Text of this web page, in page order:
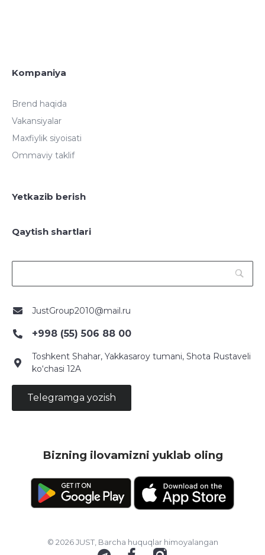
Kompaniya
Brend haqida
Vakansiyalar
Maxfiylik siyoisati
Ommaviy taklif
Yetkazib berish
Qaytish shartlari
JustGroup2010@mail.ru
+998 (55) 506 88 00
Toshkent Shahar, Yakkasaroy tumani, Shota Rustaveli
ko‘chasi 12A
Telegramga yozish
Bizning ilovamizni yuklab oling
© 2026 JUST, Barcha huquqlar himoyalangan